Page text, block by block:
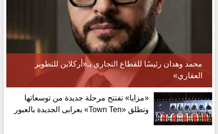
محمد وهدان رئيسًا للقطاع التجاري بـ«أركلاين للتطوير
العقاري»
«مزايا» تفتتح مرحلة جديدة من توسعاتها
وتطلق «Town Ten» بعرابى الجديدة بالعبور